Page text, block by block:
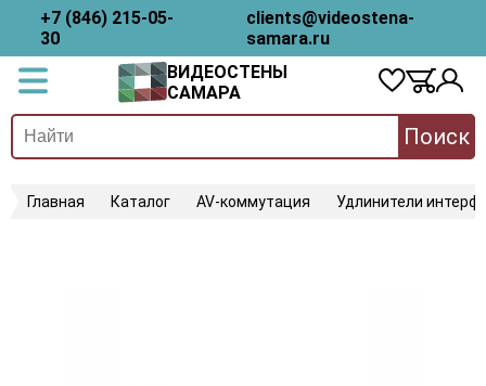
+7 (846) 215-05-
30
clients@videostena-
samara.ru
ВИДЕОСТЕНЫ
САМАРА
Поиск
Главная Каталог AV-коммутация Удлинители